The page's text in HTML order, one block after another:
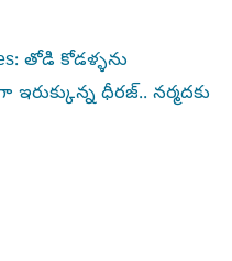
తోడి కోడళ్ళను
ఇరుక్కున్న ధీరజ్.. నర్మదకు